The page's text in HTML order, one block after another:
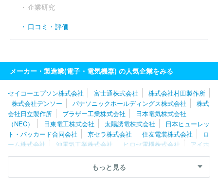
企業研究
口コミ・評価
メーカー・製造業(電子・電気機器) の人気企業をみる
セイコーエプソン株式会社 富士通株式会社
株式会社村田製作所
株式会社デンソー
パナソニックホールディングス株式会社
株式
会社日立製作所
ブラザー工業株式会社
日本電気株式会社
（NEC）
日東電工株式会社 太陽誘電株式会社
日本ヒューレッ
ト・パッカード合同会社
京セラ株式会社 住友電装株式会社
ロ
ーム株式会社
沖電気工業株式会社 ヒロセ電機株式会社
アイホ
ン株式会社
シャープ株式会社
富士フイルムビジネスイノベーシ
株式会社レゾナック 浜松ホトニクス株式会社
想科学工業株式会社
もっと見る